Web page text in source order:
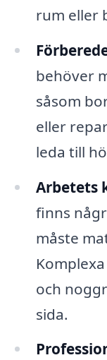
rum eller
behöver
såsom
eller
leda till
Arbetets
finns
måste
och
sida.